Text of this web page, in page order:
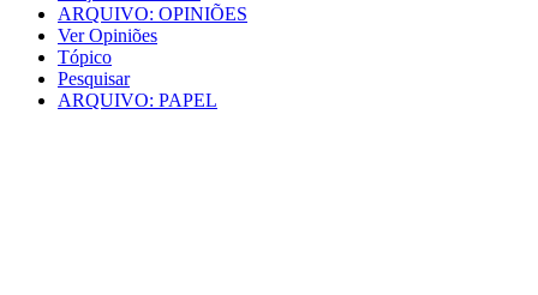
ARQUIVO: OPINIÕES
Ver Opiniões
Tópico
Pesquisar
ARQUIVO: PAPEL